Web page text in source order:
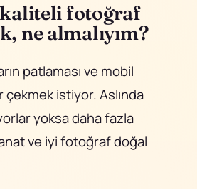
fotoğraf
ne almalıyım?
patlaması ve mobil
istiyor. Aslında
yoksa daha fazla
ve iyi fotoğraf doğal